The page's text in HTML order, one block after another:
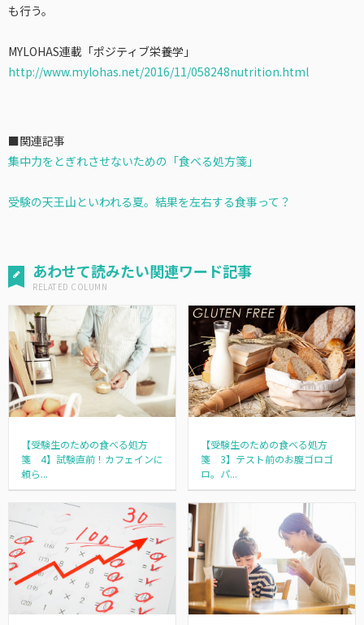
も行う。
MYLOHAS連載「ポジティブ栄養学」
http://www.mylohas.net/2016/11/058248nutrition.html
■関連記事
集中力をとぎれさせないための「食べる処方箋」
受験の天王山といわれる夏。結果を左右する食事って？
あわせて読みたい関連ワード記事
【受験生のための食べる処方
箋 4】試験直前！カフェインに
頼ら...
【受験生のための食べる処方
箋 3】テスト前のお腹ゴロゴ
ロ。パ...